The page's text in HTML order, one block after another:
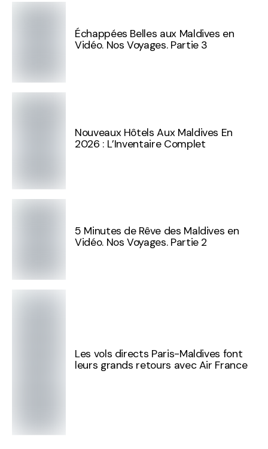
Échappées Belles aux Maldives en
Vidéo. Nos Voyages. Partie 3
Nouveaux Hôtels Aux Maldives En
2026 : L’Inventaire Complet
5 Minutes de Rêve des Maldives en
Vidéo. Nos Voyages. Partie 2
Les vols directs Paris-Maldives font
leurs grands retours avec Air France